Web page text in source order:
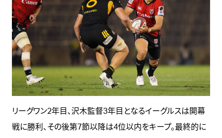
リーグワン2年目、沢木監督3年目となるイーグルスは開幕
戦に勝利、その後第7節以降は4位以内をキープ。最終的に